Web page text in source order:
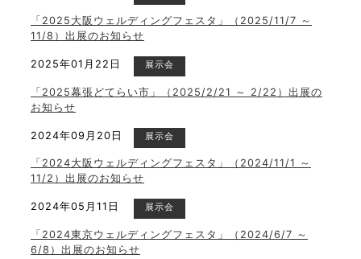
「2025大阪ウェルディングフェスタ」（2025/11/7 ～
11/8）出展のお知らせ
2025年01月22日 展示会
「2025幕張どてらい市」（2025/2/21 ～ 2/22）出展の
お知らせ
2024年09月20日 展示会
「2024大阪ウェルディングフェスタ」（2024/11/1 ～
11/2）出展のお知らせ
2024年05月11日 展示会
「2024東京ウェルディングフェスタ」（2024/6/7 ～
6/8）出展のお知らせ